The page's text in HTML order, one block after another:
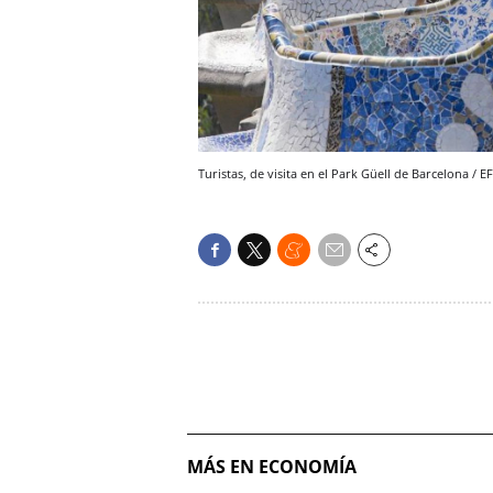
Turistas, de visita en el Park Güell de Barcelona /
MÁS EN ECONOMÍA